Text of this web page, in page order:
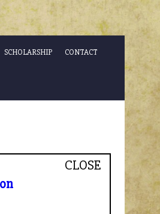
SCHOLARSHIP CONTACT
CLOSE